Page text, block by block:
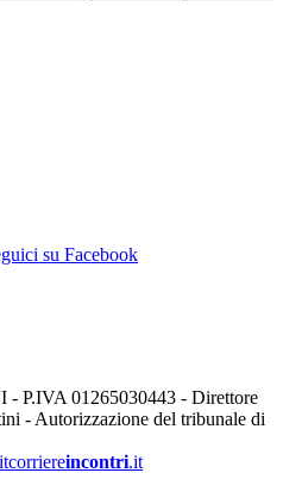
su Facebook
P.IVA 01265030443 - Direttore
- Autorizzazione del tribunale di
corriereincontri.it